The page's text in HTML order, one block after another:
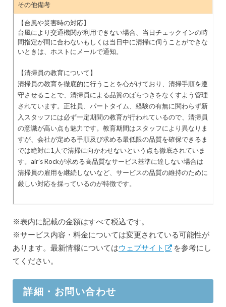
その他備考
【台風や災害時の対応】
台風により交通機関が利用できない場合、当日チェックインの時
間指定が間に合わないもしくは当日中に清掃に伺うことができな
いときは、ホストにメールで通知。
【清掃員の教育について】
清掃員の教育を徹底的に行うことを心がけており、清掃手順を遵
守させることで、清掃員による品質のばらつきをなくすよう管理
されています。正社員、パートタイム、経験の有無に関わらず新
入スタッフには必ず一定期間の教育が行われているので、清掃員
の意識が高い点も魅力です。教育期間はスタッフにより異なりま
すが、会社が定める手順及び求める最低限の品質を確保できるま
では絶対に1人で清掃に向かわせないという点も徹底されていま
す。air’s Rockが求める高品質なサービス基準に達しない場合は
清掃員の雇用を継続しないなど、サービスの品質の維持のために
厳しい対応を採っているのが特徴です。
※表内に記載の金額はすべて税込です。
※サービス内容・料金については変更されている可能性が
あります。最新情報についてはウェブサイト
を参考にし
てください。
詳細・お問い合わせ